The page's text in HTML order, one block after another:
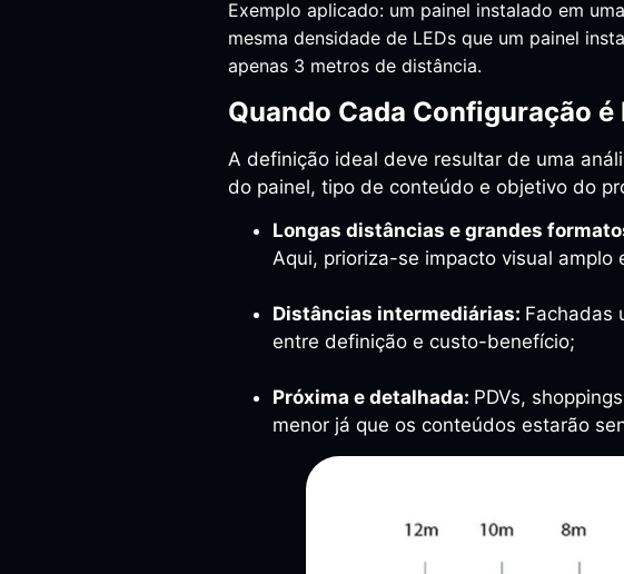
Exemplo aplicado: um painel instalado em
mesma densidade de LEDs que um painel
apenas 3 metros de distância.
Quando Cada Configuração é
A definição ideal deve resultar de uma
do painel, tipo de conteúdo e objetivo do
Longas distâncias e grandes
Aqui, prioriza-se impacto visual amplo
Distâncias intermediárias: Fachadas
entre definição e custo-benefício;
Próxima e detalhada: PDVs,
menor já que os conteúdos estarão